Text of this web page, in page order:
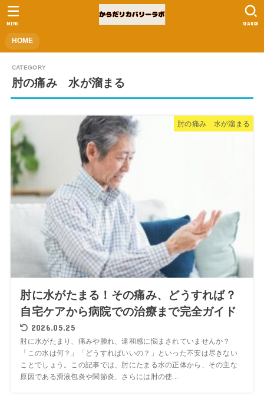
HOME
SEARCH
MENU
肘の痛み 水が溜まる
肘の痛み 水が溜まる
肘に水がたまる！その痛み、どうすれば？
自宅ケアから病院での治療まで完全ガイド
2026.05.25
肘に水がたまり、痛みや腫れ、違和感に悩まされていませんか？
「この水は何？」「どうすればいいの？」といった不安は尽きない
ことでしょう。この記事では、肘にたまる水の正体から、その主な
原因である滑液包炎や関節炎、さらには肘の使...